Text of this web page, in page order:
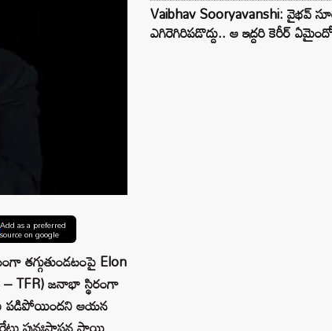
Add as a preferred
source on google
తగ్గుతుండటంపై Elon
– TFR) జనాభా స్థిరంగా
పడిపోయిందని ఆయన
Vaibhav Sooryavanshi: వైభవ్
ఎగిరెగిరిపడొద్దు.. ఆ ఇద్దరి కెరీర్